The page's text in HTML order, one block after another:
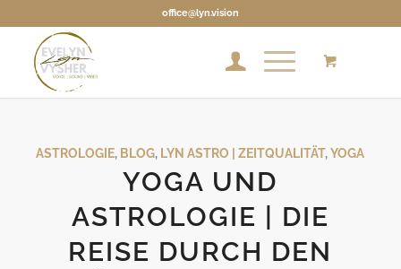
office@lyn.vision
ASTROLOGIE, BLOG, LYN ASTRO | ZEITQUALITÄT,YOGA
YOGA UND
ASTROLOGIE | DIE
REISE DURCH DEN